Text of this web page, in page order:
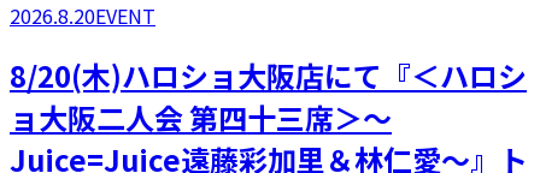
2026.8.20EVENT
8/20(木)ハロショ大阪店にて『＜ハロシ
ョ大阪二人会 第四十三席＞～
Juice=Juice遠藤彩加里＆林仁愛～』ト